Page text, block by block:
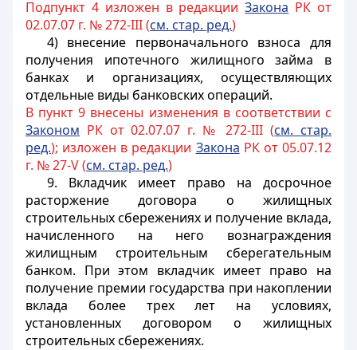
Подпункт 4 изложен в редакцииЗакона РК от
02.07.07 г. № 272-III (см. стар. ред.)
4) внесение первоначального взноса для
получения ипотечного жилищного займа в
банках и организациях, осуществляющих
отдельные виды банковских операций.
В пункт 9 внесены изменения в соответствии с
Законом РК от 02.07.07 г. № 272-III (см. стар.
ред.); изложен в редакции Закона РК от 05.07.12
г. № 27-V (см. стар. ред.)
9. Вкладчик имеет право на досрочное
расторжение договора о жилищных
строительных сбережениях и получение вклада,
начисленного на него вознаграждения
жилищным строительным сберегательным
банком. При этом вкладчик имеет право на
получение премии государства при накоплении
вклада более трех лет на условиях,
установленных договором о жилищных
строительных сбережениях.